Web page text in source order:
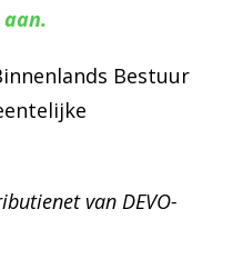
Bestuur
van DEVO-